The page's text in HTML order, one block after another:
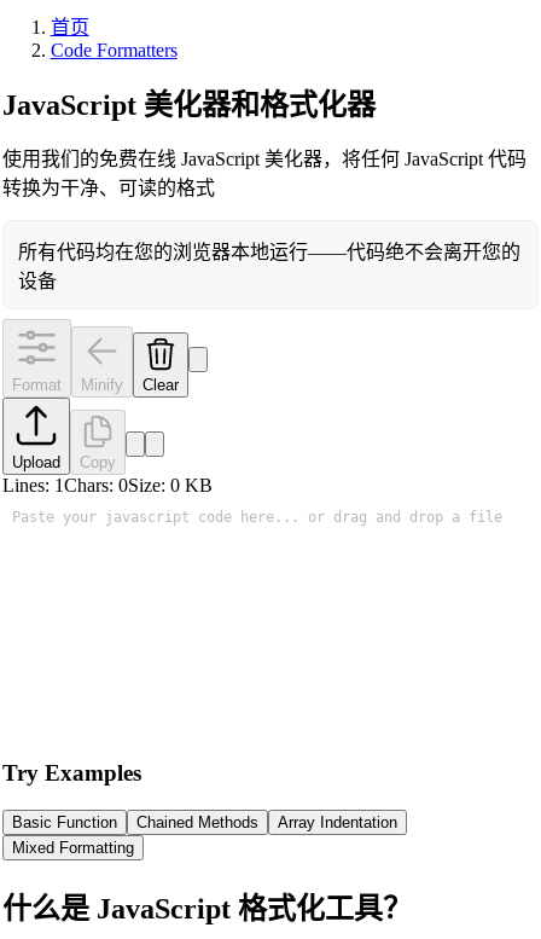
首页
Code Formatters
JavaScript 美化器和格式化器
使用我们的免费在线 JavaScript 美化器，将任何 JavaScript 代码
转换为干净、可读的格式
所有代码均在您的浏览器本地运行——代码绝不会离开您的
设备
Format Minify Clear
Upload Copy
Lines: 1Chars: 0Size: 0KB
Try Examples
Basic Function Chained Methods
Array Indentation
Mixed Formatting
什么是 JavaScript 格式化工具？